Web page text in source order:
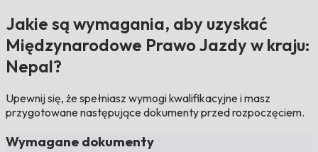
Jakie są wymagania, aby uzyskać
Międzynarodowe Prawo Jazdy w kraju:
Nepal?
Upewnij się, że spełniasz wymogi kwalifikacyjne i masz
przygotowane następujące dokumenty przed rozpoczęciem.
Wymagane dokumenty